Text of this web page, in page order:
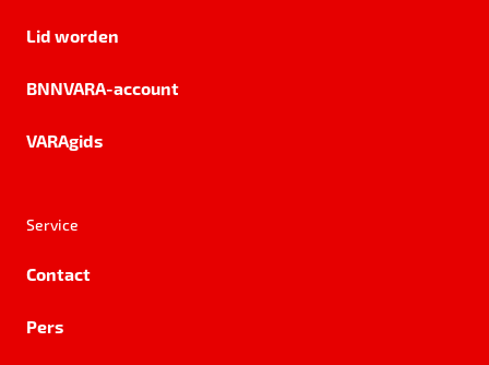
Lid worden
BNNVARA-account
VARAgids
Service
Contact
Pers